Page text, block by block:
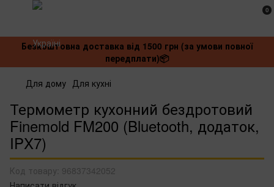
0
Безкоштовна доставка від 1500 грн (за умови повної
передплати)📦
Для дому Для кухні
Термометр кухонний бездротовий
Finemold FM200 (Bluetooth, додаток,
IPX7)
Код товару: 96837342052